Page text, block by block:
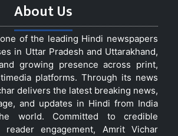
About Us
of the leading Hindi newspapers
in Uttar Pradesh and Uttarakhand,
growing presence across print,
platforms. Through its news
delivers the latest breaking news,
and updates in Hindi from India
world. Committed to credible
reader engagement, Amrit Vichar